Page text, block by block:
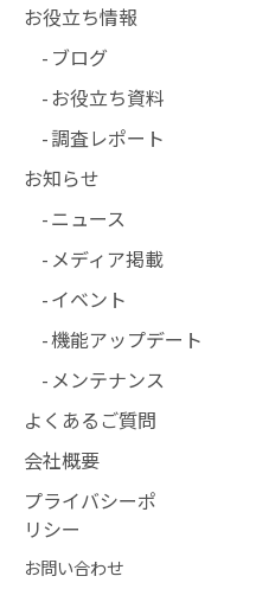
お役立ち情報
ブログ
お役立ち資料
調査レポート
お知らせ
ニュース
メディア掲載
イベント
機能アップデート
メンテナンス
よくあるご質問
会社概要
プライバシーポ
リシー
お問い合わせ